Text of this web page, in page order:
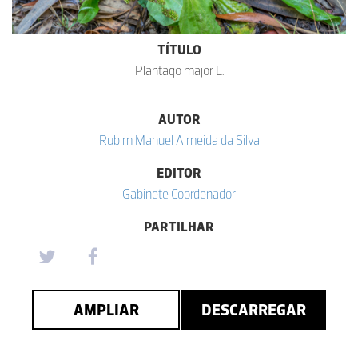
TÍTULO
Plantago major L.
AUTOR
Rubim Manuel Almeida da Silva
EDITOR
Gabinete Coordenador
PARTILHAR
AMPLIAR DESCARREGAR